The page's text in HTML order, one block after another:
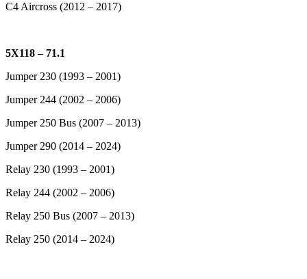
C4 Aircross (2012 – 2017)
5X118 – 71.1
Jumper 230 (1993 – 2001)
Jumper 244 (2002 – 2006)
Jumper 250 Bus (2007 – 2013)
Jumper 290 (2014 – 2024)
Relay 230 (1993 – 2001)
Relay 244 (2002 – 2006)
Relay 250 Bus (2007 – 2013)
Relay 250 (2014 – 2024)